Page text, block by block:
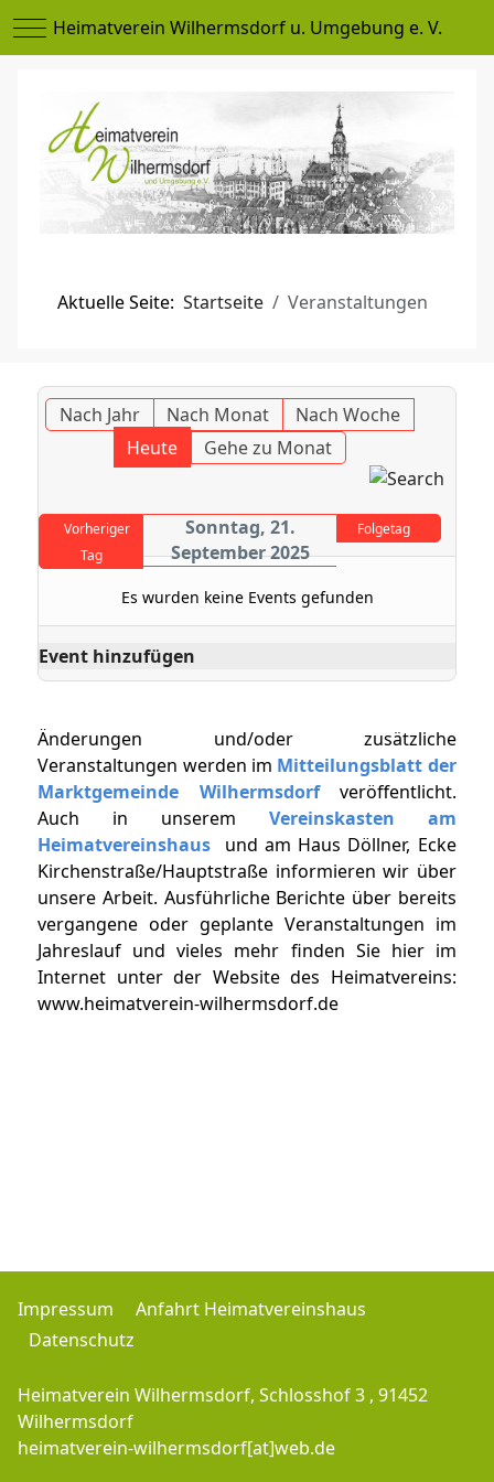
Mobile Menu Toggle
Heimatverein Wilhermsdorf u. Umgebung e. V.
Aktuelle Seite:Startseite Veranstaltungen
Nach Jahr Nach Monat
Nach Woche
Heute
Gehe zu Monat
Vorheriger
Tag
Sonntag, 21.
September 2025
Folgetag
Es wurden keine Events gefunden
Event hinzufügen
Änderungen und/oder zusätzliche
Veranstaltungen werden im Mitteilungsblatt der
Marktgemeinde Wilhermsdorf veröffentlicht.
Auch in unserem Vereinskasten am
Heimatvereinshaus
und am Haus Döllner, Ecke
Kirchenstraße/Hauptstraße informieren wir über
unsere Arbeit. Ausführliche Berichte über bereits
vergangene oder geplante Veranstaltungen im
Jahreslauf und vieles mehr finden Sie hier im
Internet unter der Website des Heimatvereins:
www.heimatverein-wilhermsdorf.de
Impressum
Anfahrt Heimatvereinshaus
Datenschutz
Heimatverein Wilhermsdorf, Schlosshof 3 , 91452
Wilhermsdorf
heimatverein-wilhermsdorf[at]web.de